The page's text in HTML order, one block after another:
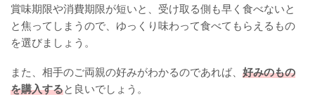
賞味期限や消費期限が短いと、受け取る側も早く食べないと
と焦ってしまうので、ゆっくり味わって食べてもらえるもの
を選びましょう。
また、相手のご両親の好みがわかるのであれば、 好みのもの
を購入すると良いでしょう。